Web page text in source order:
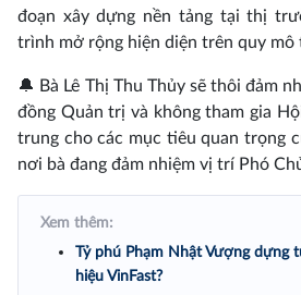
đoạn xây dựng nền tảng tại thị
trình mở rộng hiện diện trên quy mô
🔔 Bà Lê Thị Thu Thủy sẽ thôi đảm
đồng Quản trị và không tham gia
trung cho các mục tiêu quan trọng
nơi bà đang đảm nhiệm vị trí Phó
Xem thêm:
Tỷ phú Phạm Nhật Vượng dựng
hiệu VinFast?